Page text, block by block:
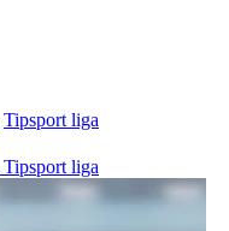
Tipsport liga
Tipsport liga